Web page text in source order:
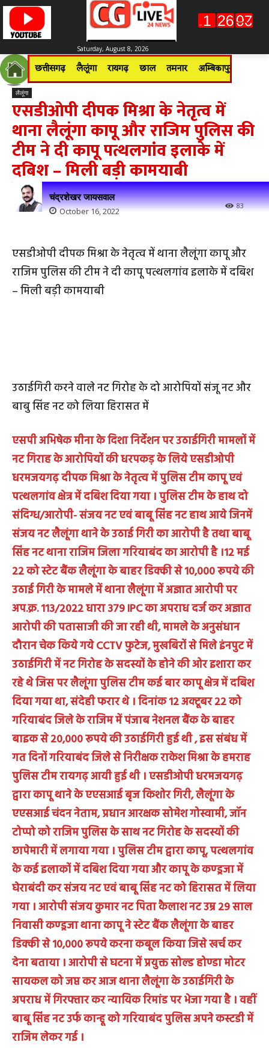
Saturday, August 8, 2026
छत्तीसगढ़ लैलूंगा रायगढ़ छाल तमनार अम्बिकापुर
लैलूंगा
एसडीओपी दीपक मिश्रा के नेतृत्व में
थाना लैलूंगा कापू और राजिम पुलिस की
टीम ने दी कापू पत्थलगांव इलाके में
दबिश – मिली बड़ी कामयाबी
चंद्रशेखर जायसवाल
October 16, 2022 83
एसडीओपी दीपक मिश्रा के नेतृत्व में थाना लैलूंगा कापू और
राजिम पुलिस की टीम ने दी कापू पत्थलगांव इलाके में दबिश
– मिली बड़ी कामयाबी
उठाईगिरी करने वाले नट गिरोह के दो आरोपियों संजू नट और
बाबु सिंह नट को लिया हिरासत में
एसपी अभिषेक मीना के दिशा निर्देशन पर उठाईगिरी मामलों में
नट गिराह के आरोपियों की धरपकड़ के लिये एसडीओपी
धरमजयगढ़ दीपक मिश्रा के नेतृत्व में पुलिस टीम कापू एवं
पत्थलगांव क्षेत्र में दबिश दिया गया । पुलिस टीम के हाथ दो
संदिग्ध/आरोपी- संजय नट एवं बाबू सिंह नट हाथ आये जिनमें
संजय नट लैलूंगा थाने के उठाई गिरी का आरोपी है तथा बाबू
सिंह नट थाना राजिम जिला गरियाबंद का आरोपी है ।12 मई
22 को स्टेट बैंक लैलूंगा के बाहर डिक्की से 10,000 रूपये की
उठाई गिरी के मामले में थाना लैलूंगा में अज्ञात आरोपी पर
अप.क्र. 113/2022 धारा 379 IPC का अपराध दर्ज कर अज्ञात
आरोपी की पतासाजी की जा रही थी, मामले के अनुसंधान
दौरान चेक किये गये CCTV फुटेज, मुखबिरों से मिले इंनपुट में
उठाईगिरी में नट गिरोह के सदस्यों के होने की ओर इशारा कर
रहे थे जिस पर लैलूंगा पुलिस टीम कई बार कापू क्षेत्र में दबिश
दिया गया था, संदेही फरार थे । दिनांक 12 अक्टूबर 22 को
गरियाबंद जिले के राजिम में पंजाब नेशनल बैंक के बाहर
बाइक से 20,000 रूपये की उठाईगिरी हुई थी , इस संबंध में
गत दिनों गरियाबंद जिले से निरीक्षक राकेश मिश्रा के हमराह
पुलिस टीम रायगढ़ आयी हुई थी । एसडीओपी धरमजयगढ़
द्वारा कापू थाने के एएसआई बृज किशोर गिरी, लैलूंगा के
एएसआई चंदन नेताम, प्रधान आरक्षक सोमेश गोस्वामी, जॉन
टोप्पो को राजिम पुलिस के साथ नट गिरोह के सदस्यों की
छापेमारी में लगाया गया । पुलिस टीम द्वारा कापू, पत्थलगांव
के कई इलाकों में दबिश दिया गया और कापू के कण्ड्रजा में
घेराबंदी कर संजय नट एवं बाबू सिंह नट को हिरासत में लिया
गया । आरोपी संजय कुमार नट पिता कैलाश नट उम्र 29 साल
निवासी कण्ड्रजा थाना कापू ने स्टेट बैंक लैलूंगा के बाहर
डिक्की से 10,000 रूपये करना कबूल किया जिसे खर्च कर
देना बताया । आरोपी से घटना में प्रयुक्त सोल्ड होण्डा मोटर
सायकल को जप्त कर आज थाना लैलूंगा के उठाईगिरी के
अपराध में गिरफ्तार कर न्यायिक रिमांड पर भेजा गया है । वहीं
बाबू सिंह नट उर्फ कान्हू को गरियाबंद पुलिस अपने कस्टडी में
राजिम लेकर गई ।